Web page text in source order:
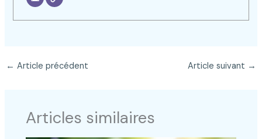
← Article précédent Article suivant →
Articles similaires